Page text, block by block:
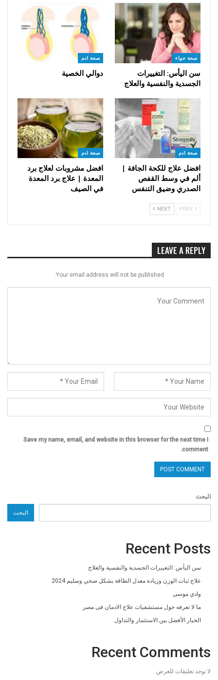
صحة حواء
سن اليأس: التغييرات
الجسدية والنفسية والعلاج
صحة ادم
دوالي الخصية
صحة ادم
افضل علاج للكحة الجافة |
ألم في وسط القفص
الصدري وضيق التنفس
صحة ادم
افضل مشروبات لعلاج برد
المعدة | علاج برد المعدة
في الصيف
NEXT
LEAVE A REPLY
Your email address will not be published.
Save my name, email, and website in this browser for the next time I
comment.
البحث
البحث
Recent Posts
سن اليأس: التغييرات الجسدية والنفسية والعلاج
علاج ثبات الوزن وزيادة معدل الطاقة بشكل صحي وسليم 2024
وادي موسى
ما لا تعرفه حول مستشفيات علاج الادمان فى مصر
الخيار الأفضل بين الاستثمار والتداول
Recent Comments
لا توجد تعليقات للعرض.